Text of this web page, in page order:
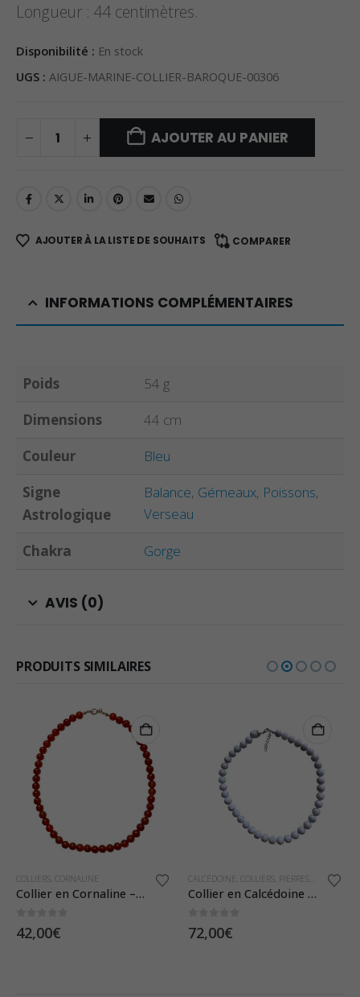
Longueur : 44 centimètres.
Disponibilité : En stock
UGS : AIGUE-MARINE-COLLIER-BAROQUE-00306
AJOUTER AU PANIER
AJOUTER À LA LISTE DE SOUHAITS COMPARER
INFORMATIONS COMPLÉMENTAIRES
Poids
54 g
Dimensions
44 cm
Couleur
Bleu
Signe
Astrologique
Balance, Gémeaux, Poissons,
Verseau
Chakra
Gorge
AVIS (0)
PRODUITS SIMILAIRES
COLLIERS CORNALINE
Collier en Cornaline – Pierre Boules 8mm
42,00€
CALCÉDOINE COLLIERS PIERRES ET CRISTAUX
Collier en Calcédoine Bleue – Pierres Boules 10mm
72,00€